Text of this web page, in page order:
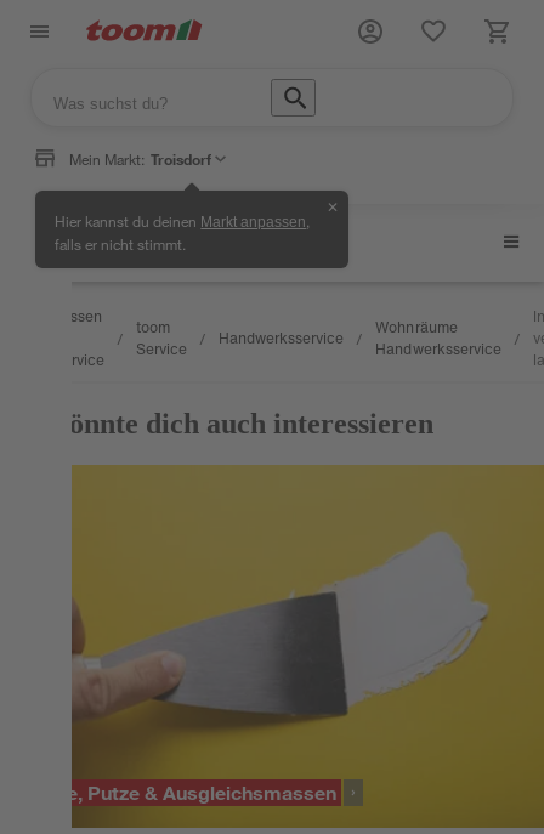
Mein Markt: Troisdorf
Hier kannst du deinen Markt anpassen
falls er nicht stimmt.
✕
Wohnräume
Wissen
Service
/
toom
Service
/ Handwerksservice /
Wohnräume
Handwerksservice
/
Das könnte dich auch interessieren
Gipse, Putze & Ausgleichsmassen